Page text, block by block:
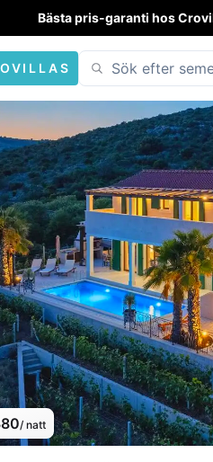
Bästa pris-garanti hos
/ natt